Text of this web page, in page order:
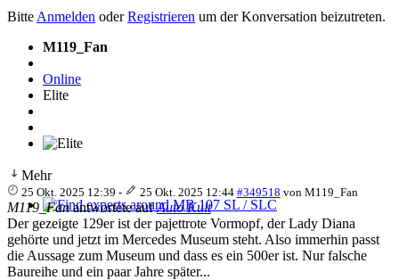
Find experts around MB 107 SL / SLC
Bitte Anmelden oderRegistrieren um der Konversation beizutreten.
M119_Fan
Online
Elite
Mehr
25 Okt. 2025 12:39 - 25 Okt. 2025 12:44 #349518 von M119_Fan
M119_Fanantwortete aufAuto Kult
Der gezeigte 129er ist der pajettrote Vormopf, der Lady Diana
gehörte und jetzt im Mercedes Museum steht. Also immerhin passt
die Aussage zum Museum und dass es ein 500er ist. Nur falsche
Baureihe und ein paar Jahre später...